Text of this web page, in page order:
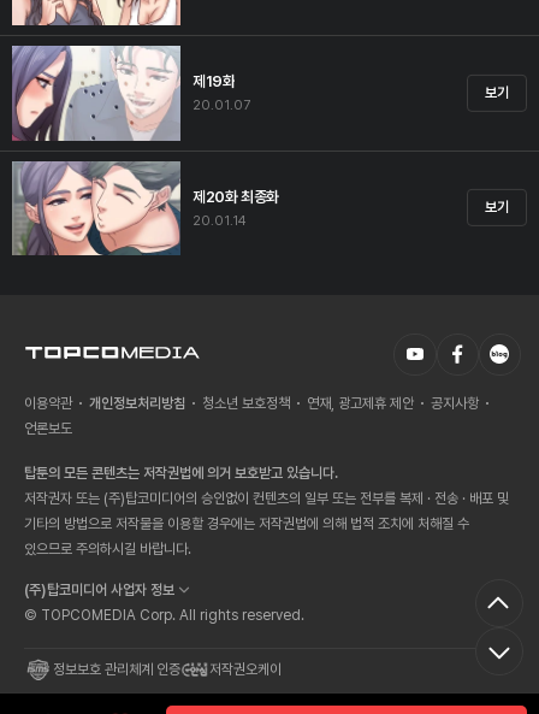
제19화
20.01.07
보기
제20화 최종화
20.01.14
보기
이용약관 개인정보처리방침 청소년 보호정책 연재, 광고제휴 제안
공지사항
언론보도
탑툰의 모든 콘텐츠는 저작권법에 의거 보호받고 있습니다.
저작권자 또는 (주)탑코미디어의 승인없이 컨텐츠의 일부 또는 전부를 복제 · 전송 · 배포 및
기타의 방법으로 저작물을 이용할 경우에는 저작권법에 의해 법적 조치에 처해질 수
있으므로 주의하시길 바랍니다.
(주)탑코미디어 사업자 정보
© TOPCOMEDIA Corp. All rights reserved.
정보보호 관리체계 인증 저작권오케이